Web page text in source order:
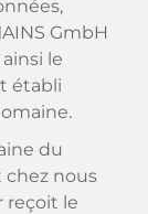
GmbH
le
établi
du
chez nous
reçoit le